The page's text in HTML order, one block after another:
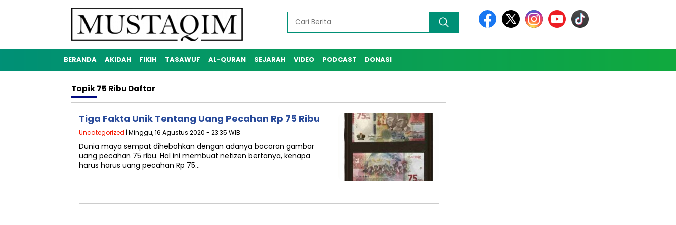
BERANDA AKIDAH FIKIH TASAWUF AL-QURAN SEJARAH VIDEO PODCAST DONASI
Topik75 Ribu Daftar
Tiga Fakta Unik Tentang Uang Pecahan Rp 75 Ribu
Uncategorized | Minggu, 16 Agustus 2020 - 23:35 WIB
Dunia maya sempat dihebohkan dengan adanya bocoran gambar
uang pecahan 75 ribu. Hal ini membuat netizen bertanya, kenapa
harus harus uang pecahan Rp 75…